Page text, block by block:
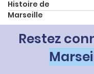
Histoire de
Marseille
Restez